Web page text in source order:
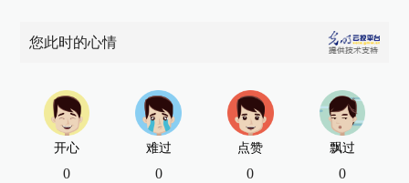
您此时的心情
开心
0
难过
0
点赞
0
飘过
0